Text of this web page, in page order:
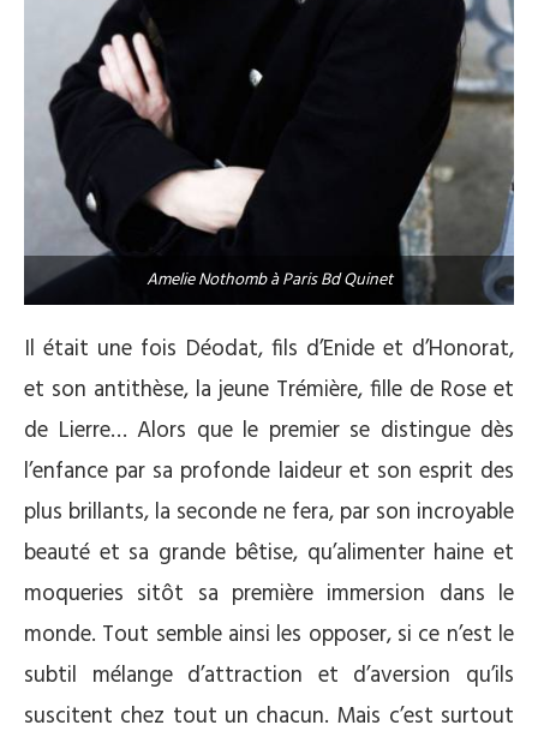
Amelie Nothomb à Paris Bd Quinet
Il était une fois Déodat, fils d’Enide et d’Honorat,
et son antithèse, la jeune Trémière, fille de Rose et
de Lierre… Alors que le premier se distingue dès
l’enfance par sa profonde laideur et son esprit des
plus brillants, la seconde ne fera, par son incroyable
beauté et sa grande bêtise, qu’alimenter haine et
moqueries sitôt sa première immersion dans le
monde. Tout semble ainsi les opposer, si ce n’est le
subtil mélange d’attraction et d’aversion qu’ils
suscitent chez tout un chacun. Mais c’est surtout